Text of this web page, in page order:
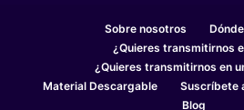
Sobre nosotros
¿Quieres transmitirnos
¿Quieres transmitirnos en
Material Descargable
Suscríbete
Blog